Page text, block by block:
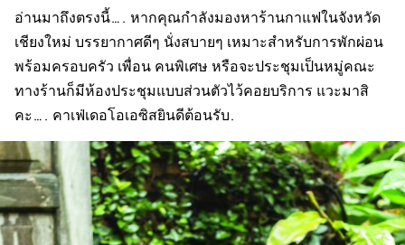
อ่านมาถึงตรงนี้…. หากคุณกำลังมองหาร้านกาแฟในจังหวัด
เชียงใหม่ บรรยากาศดีๆ นั่งสบายๆ เหมาะสำหรับการพักผ่อน
พร้อมครอบครัว เพื่อน คนพิเศษ หรือจะประชุมเป็นหมู่คณะ
ทางร้านก็มีห้องประชุมแบบส่วนตัวไว้คอยบริการ แวะมาสิ
คะ…. คาเฟ่เดอโอเอซิสยินดีต้อนรับ.